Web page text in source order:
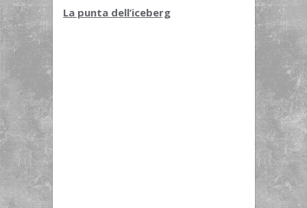
La punta dell’iceberg